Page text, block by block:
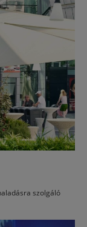
szolgáló